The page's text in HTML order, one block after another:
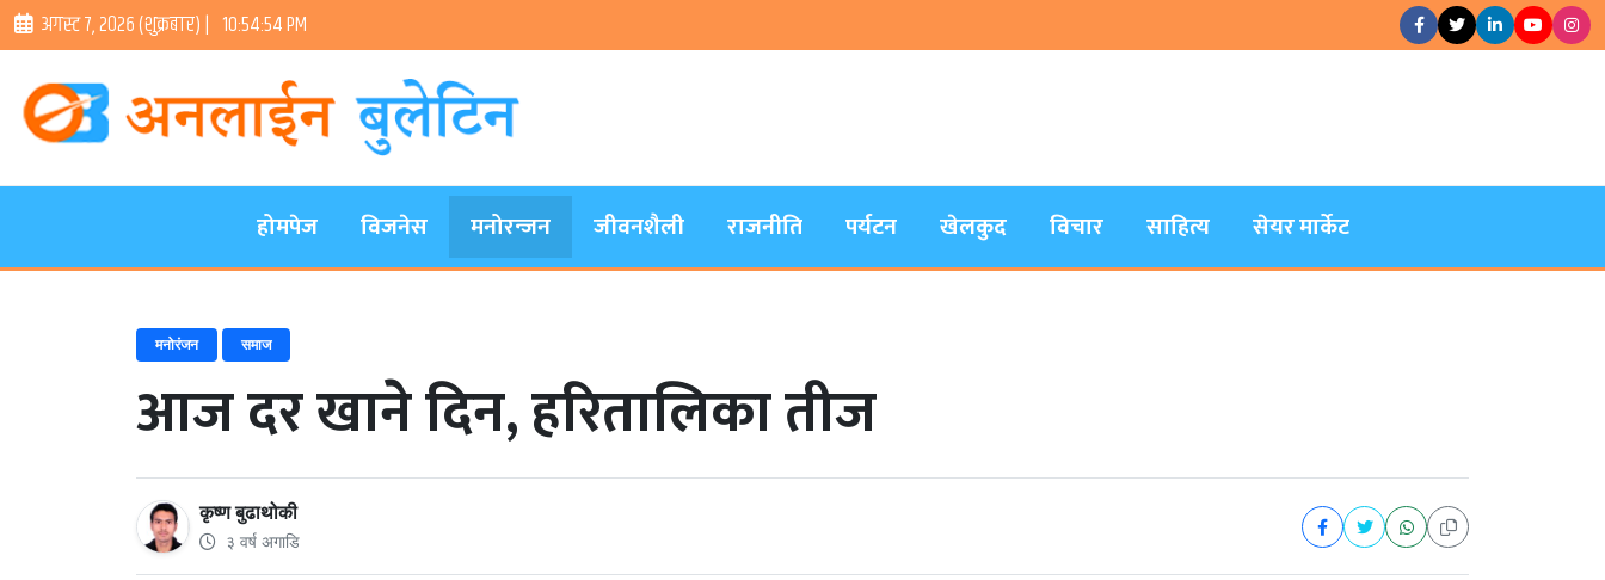
अगस्ट ७, २०२६ (शुक्रबार) | 10:54:55 PM
होमपेज विजनेस मनोरन्जन जीवनशैली राजनीति पर्यटन खेलकुद विचार साहित्य सेयर मार्केट
मनोरंजन समाज
आज दर खाने दिन, हरितालिका तीज
कृष्ण बुढाथोकी
३ वर्ष अगाडि